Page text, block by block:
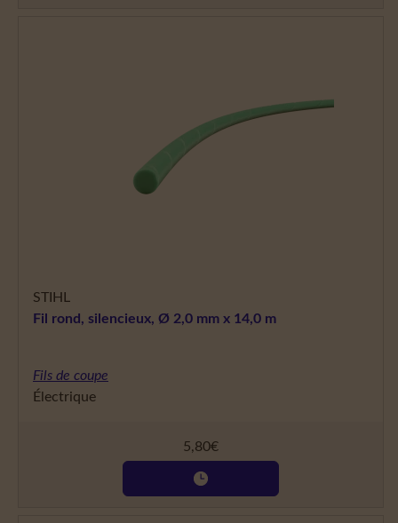
STIHL
Fil rond, silencieux, Ø 2,0 mm x 14,0 m
Fils de coupe
Électrique
5,80€